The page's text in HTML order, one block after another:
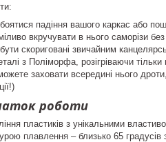
падіння вашого каркас або
вкручувати в нього саморізи без
скориговані звичайним
з Поліморфа , розігріваючи
заховати всередині нього
роботи
пластиків з унікальними
плавлення – близько 65 градусів